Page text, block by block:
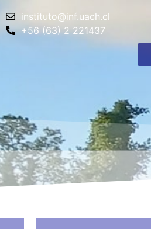
instituto@inf.uach.cl
+56 (63) 2 221437